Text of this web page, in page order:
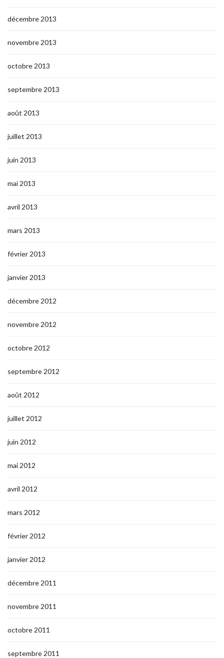
décembre 2013
novembre 2013
octobre 2013
septembre 2013
août 2013
juillet 2013
juin 2013
mai 2013
avril 2013
mars 2013
février 2013
janvier 2013
décembre 2012
novembre 2012
octobre 2012
septembre 2012
août 2012
juillet 2012
juin 2012
mai 2012
avril 2012
mars 2012
février 2012
janvier 2012
décembre 2011
novembre 2011
octobre 2011
septembre 2011